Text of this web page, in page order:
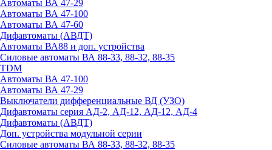
Автоматы ВА 47-29
Автоматы ВА 47-100
Автоматы ВА 47-60
Дифавтоматы (АВДТ)
Автоматы ВА88 и доп. устройства
Силовые автоматы ВА 88-33, 88-32, 88-35
TDM
Автоматы ВА 47-100
Автоматы ВА 47-29
Выключатели дифференциальные ВД (УЗО)
Дифавтоматы серия АД-2, АД-12, АД-12, АД-4
Дифавтоматы (АВДТ)
Доп. устройства модульной серии
Силовые автоматы ВА 88-33, 88-32, 88-35